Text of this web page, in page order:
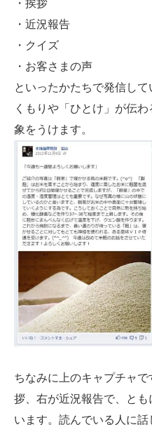
・挨拶
・近況報告
・クイズ
・お客さまの声
といったかたちで発信し
くもりや「ひとけ」が伝
象をうけます。
ちなみに上のキャプチャ
拶、右が近況報告で、と
います。読んでいる人に